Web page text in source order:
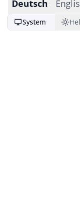
Deutsch
desktop_windowsSystem light_mode